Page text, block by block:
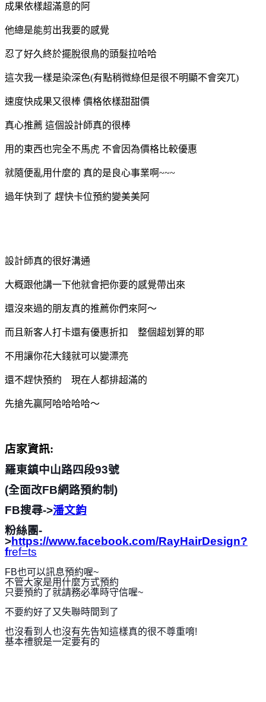
成果依樣超滿意的阿
他總是能剪出我要的感覺
忍了好久終於擺脫很鳥的頭髮拉哈哈
這次我一樣是染深色(有點稍微綠但是很不明顯不會突兀)
速度快成果又很棒 價格依樣甜甜價
真心推薦 這個設計師真的很棒
用的東西也完全不馬虎 不會因為價格比較優惠
就隨便亂用什麼的 真的是良心事業啊~~~
過年快到了 趕快卡位預約變美美阿
設計師真的很好溝通
大概跟他講一下他就會把你要的感覺帶出來
還沒來過的朋友真的推薦你們來阿～
而且新客人打卡還有優惠折扣 整個超划算的耶
不用讓你花大錢就可以變漂亮
還不趕快預約 現在人都排超滿的
先搶先贏阿哈哈哈哈～
店家資訊:
羅東鎮中山路四段93號
(全面改FB網路預約制)
FB搜尋->潘文鈞
粉絲團-
>https://www.facebook.com/RayHairDesign?
fref=ts
FB也可以訊息預約喔~
不管大家是用什麼方式預約
只要預約了就請務必準時守信喔~
不要約好了又失聯時間到了
也沒看到人也沒有先告知這樣真的很不尊重唷!
基本禮貌是一定要有的